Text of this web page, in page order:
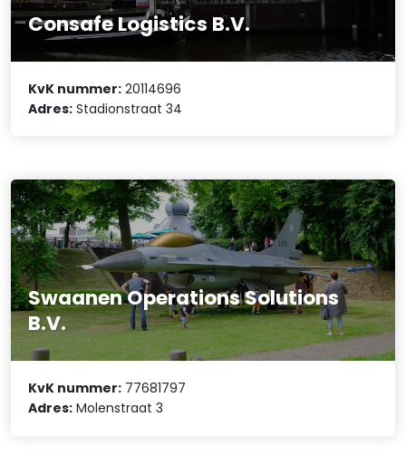
Consafe Logistics B.V.
KvK nummer: 20114696
Adres: Stadionstraat 34
Swaanen Operations Solutions
B.V.
KvK nummer: 77681797
Adres: Molenstraat 3